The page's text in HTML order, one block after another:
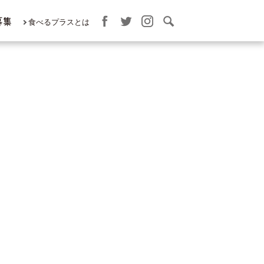
集 食べるプラスとは